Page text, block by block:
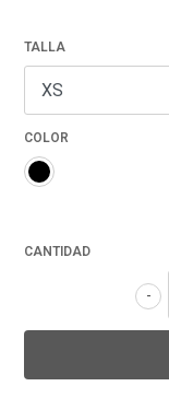
TALLA
COLOR
CANTIDAD
-